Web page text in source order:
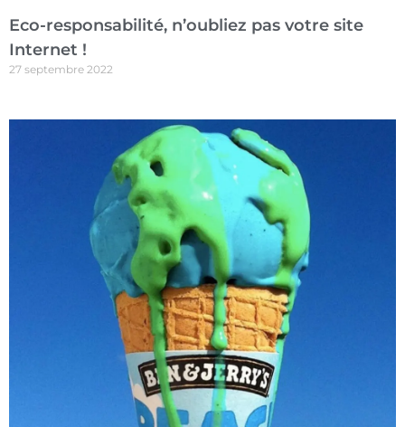
Eco-responsabilité, n’oubliez pas votre site
Internet !
27 septembre 2022